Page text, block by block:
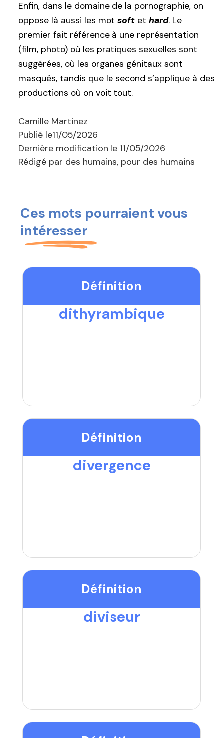
Enfin, dans le domaine de la pornographie, on
oppose là aussi les mot soft et hard. Le
premier fait référence à une représentation
(film, photo) où les pratiques sexuelles sont
suggérées, où les organes génitaux sont
masqués, tandis que le second s’applique à des
productions où on voit tout.
Camille Martinez
Publié le11/05/2026
Dernière modification le 11/05/2026
Rédigé par des humains, pour des humains
Ces mots pourraient vous
intéresser
Définition
dithyrambique
Définition
divergence
Définition
diviseur